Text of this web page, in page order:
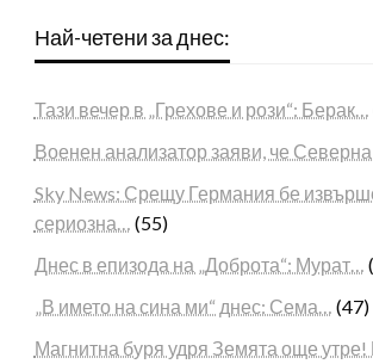
Най-четени за днес:
Тази вечер в „Грехове и рози“: Берак…
Военен анализатор заяви, че
Sky News: Срещу Германия бе
сериозна… (55)
Днес в епизода на „Доброта“: Мурат…
„В името на сина ми“ днес: Сема… (47)
Магнитна буря удря Земята още